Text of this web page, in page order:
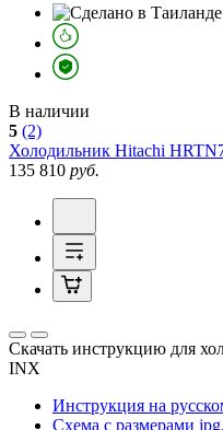
В наличии
5 (2)
Холодильник Hitachi
135 810 руб.
Скачать инструкцию для
INX
Инструкция на
Схема с размерами